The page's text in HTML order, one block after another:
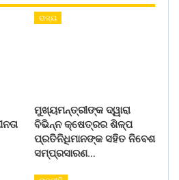
ରାଜ୍ୟ
ମୁଖ୍ୟମନ୍ତ୍ରୀଙ୍କ ଦ୍ୱାରା
ବିଭିନ୍ନ କ୍ଷେତ୍ରର ଶିଳ୍ପ
ପ୍ରତିନିଧିମାନଙ୍କ ସହିତ ନିବେଶ
ସମ୍ପ୍ରସାରଣ…